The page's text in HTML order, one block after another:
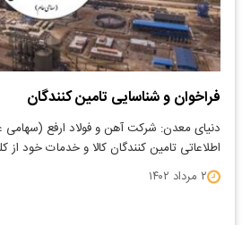
فراخوان و شناسایی تامین کنندگان
دنیای معدن: شرکت آهن و فولاد ارفع (سهامی
اطلاعاتی تامین کنندگان کالا و خدمات خود از
۲ مرداد ۱۴۰۲